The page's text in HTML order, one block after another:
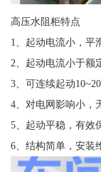
高压水阻柜特点
1、起动电流小，平
2、起动电流小于额
3、可连续起动
4、对电网影响小，
5、起动平稳，有效
6、结构简单，安装